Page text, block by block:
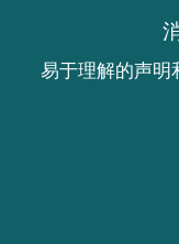
易于理解的声明